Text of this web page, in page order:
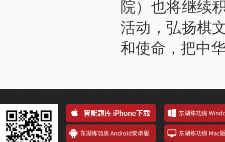
院）也将继续
活动，弘扬棋
和使命，把中